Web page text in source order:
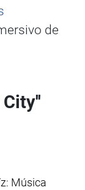
de
Música